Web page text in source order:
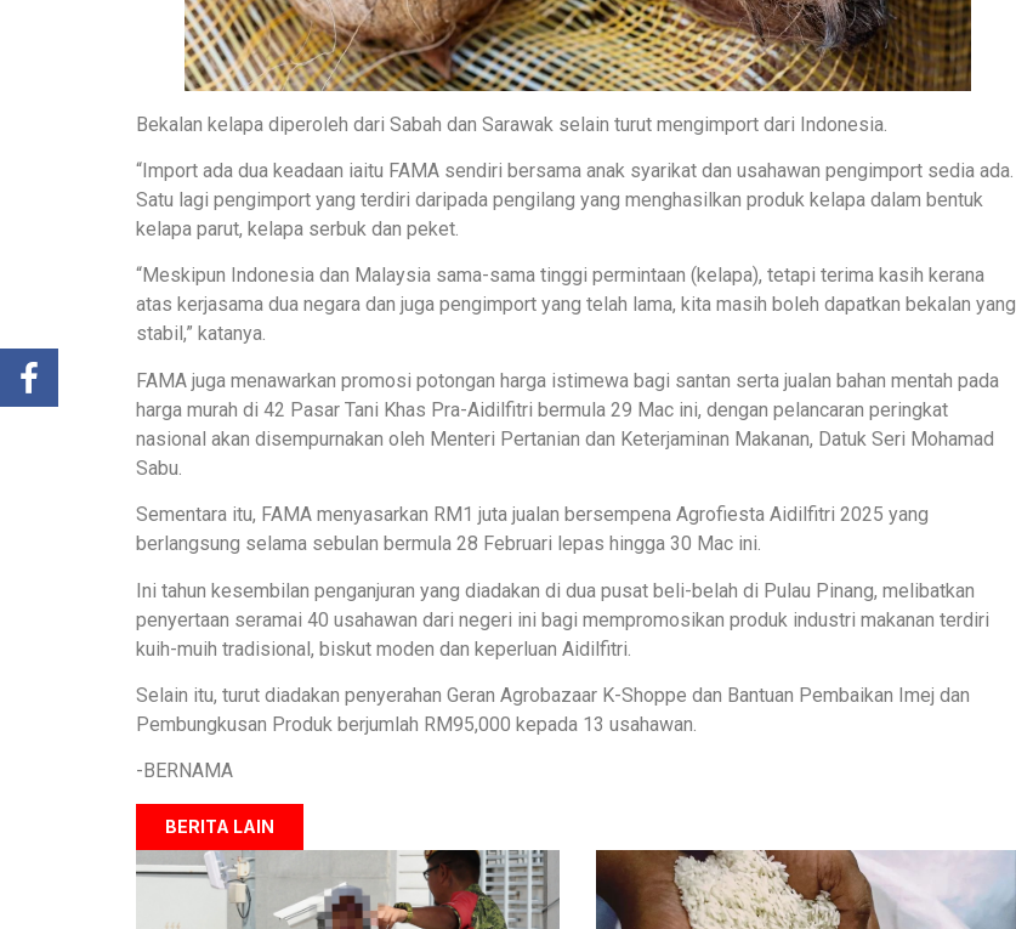
Bekalan kelapa diperoleh dari Sabah dan Sarawak selain turut mengimport dari Indonesia.
“Import ada dua keadaan iaitu FAMA sendiri bersama anak syarikat dan usahawan pengimport sedia ada.
Satu lagi pengimport yang terdiri daripada pengilang yang menghasilkan produk kelapa dalam bentuk
kelapa parut, kelapa serbuk dan peket.
“Meskipun Indonesia dan Malaysia sama-sama tinggi permintaan (kelapa), tetapi terima kasih kerana
atas kerjasama dua negara dan juga pengimport yang telah lama, kita masih boleh dapatkan bekalan yang
stabil,” katanya.
FAMA juga menawarkan promosi potongan harga istimewa bagi santan serta jualan bahan mentah pada
harga murah di 42 Pasar Tani Khas Pra-Aidilfitri bermula 29 Mac ini, dengan pelancaran peringkat
nasional akan disempurnakan oleh Menteri Pertanian dan Keterjaminan Makanan, Datuk Seri Mohamad
Sabu.
Sementara itu, FAMA menyasarkan RM1 juta jualan bersempena Agrofiesta Aidilfitri 2025 yang
berlangsung selama sebulan bermula 28 Februari lepas hingga 30 Mac ini.
Ini tahun kesembilan penganjuran yang diadakan di dua pusat beli-belah di Pulau Pinang, melibatkan
penyertaan seramai 40 usahawan dari negeri ini bagi mempromosikan produk industri makanan terdiri
kuih-muih tradisional, biskut moden dan keperluan Aidilfitri.
Selain itu, turut diadakan penyerahan Geran Agrobazaar K-Shoppe dan Bantuan Pembaikan Imej dan
Pembungkusan Produk berjumlah RM95,000 kepada 13 usahawan.
-BERNAMA
BERITA LAIN